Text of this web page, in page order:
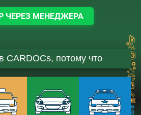
ЧЕРЕЗ МЕНЕДЖЕРА
CARDOCs, потому что